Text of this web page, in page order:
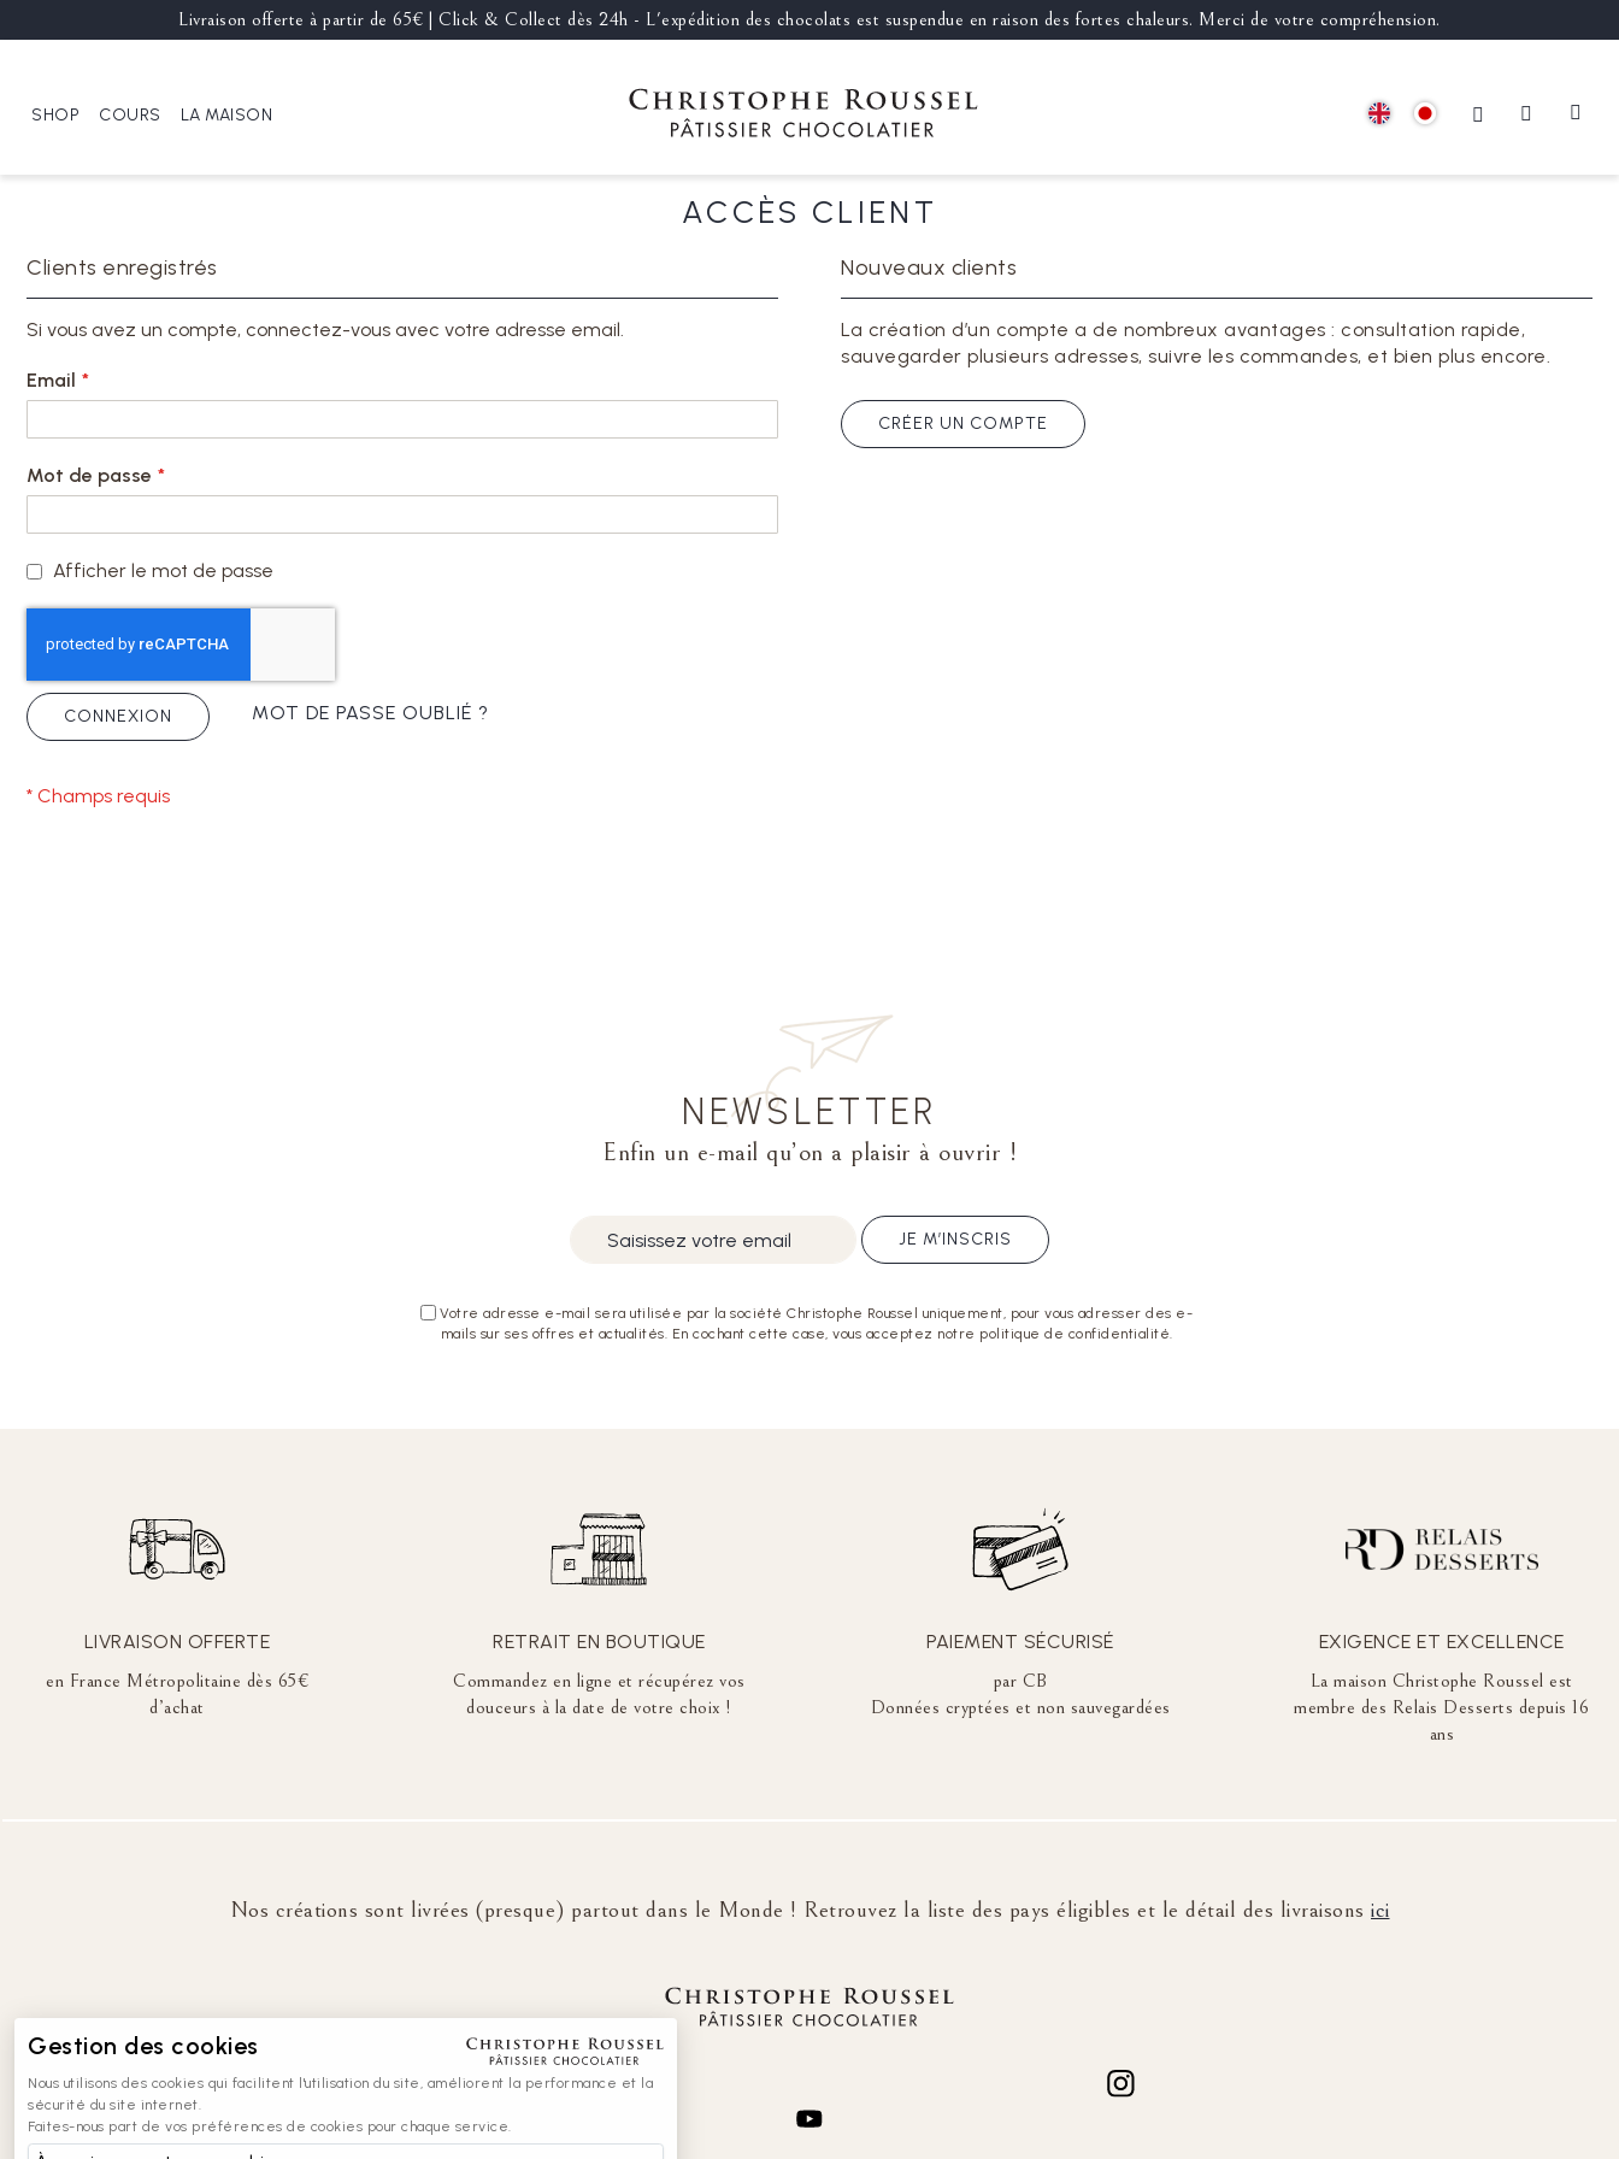
Livraison offerte à partir de 65€ | Click & Collect dès 24h - L'expédition des chocolats est suspendue en raison des fortes chaleurs. Merci de votre compréhension.
SHOP COURS LA MAISON
ACCÈS CLIENT
Clients enregistrés
Si vous avez un compte, connectez-vous avec votre adresse email.
Email
Mot de passe
Afficher le mot de passe
CONNEXION MOT DE PASSE OUBLIÉ ?
Nouveaux clients
La création d’un compte a de nombreux avantages : consultation rapide,
sauvegarder plusieurs adresses, suivre les commandes, et bien plus encore.
CRÉER UN COMPTE
NEWSLETTER
Enfin un e-mail qu’on a plaisir à ouvrir !
Votre adresse e-mail sera utilisée par la société Christophe Roussel uniquement, pour vous adresser des e-
mails sur ses offres et actualités. En cochant cette case, vous acceptez notre politique de confidentialité.
JE M’INSCRIS
LIVRAISON OFFERTE
en France Métropolitaine dès 65€
d’achat
RETRAIT EN BOUTIQUE
Commandez en ligne et récupérez vos
douceurs à la date de votre choix !
PAIEMENT SÉCURISÉ
par CB
Données cryptées et non sauvegardées
EXIGENCE ET EXCELLENCE
La maison Christophe Roussel est
membre des Relais Desserts depuis 16
ans
Nos créations sont livrées (presque) partout dans le Monde ! Retrouvez la liste des pays éligibles et le détail des livraisons ici
Gestion des cookies
Nous utilisons des cookies qui facilitent l'utilisation du site, améliorent la performance et la
sécurité du site internet.
Faites-nous part de vos préférences de cookies pour chaque service.